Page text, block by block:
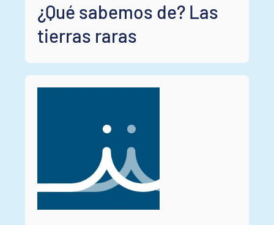
¿Qué sabemos de? Las
tierras raras